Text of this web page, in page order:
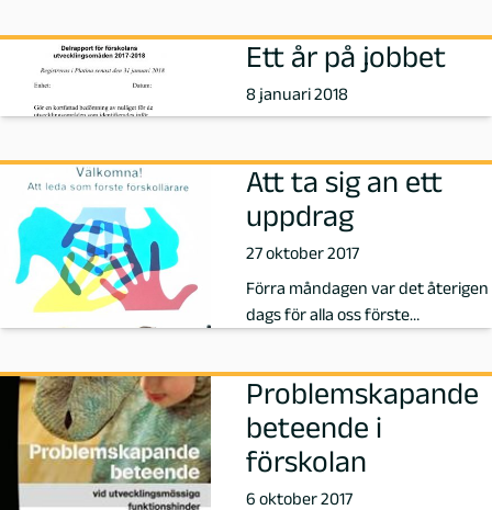
l
Ett år på jobbet
8 januari 2018
Att ta sig an ett
uppdrag
27 oktober 2017
Förra måndagen var det återigen
dags för alla oss förste
Problemskapande
beteende i
förskolan
6 oktober 2017